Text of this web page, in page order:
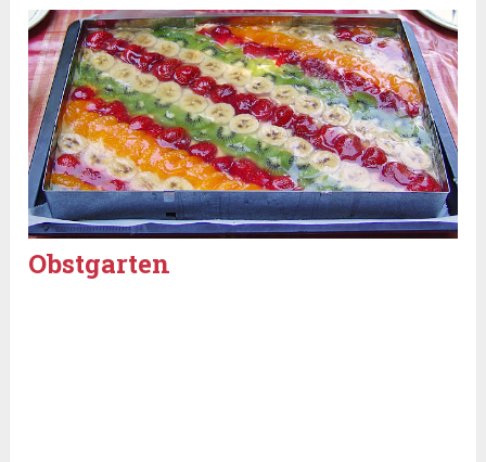
Obstgarten